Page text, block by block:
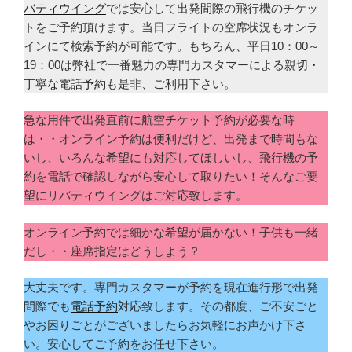
バティウイングでは安心して出発間際の飛行機のチケッ
トをご予約頂けます。当日フライトの空席状況もオンラ
インにて検索予約が可能です。もちろん、平日10：00～
19：00は弊社で一番魅力の専門カスタマーによる親切・
丁寧な電話予約 も是非、ご利用下さい。
急な用件で出発直前に航空チケット予約が必要な時
は・・オンライン予約は便利だけど、出発まで時間もな
いし、いろんな希望にも対応してほしいし、飛行機の予
約を電話で確認しながら安心して取りたい！そんなご要
望にリバティウイングはご対応致します。
オンライン予約では細かな希望が届かない！子供も一緒
だし・・座席指定はどうしよう？
大丈夫です。専門カスタマーが予約を現在進行形で出発
間際でも電話予約対応致します。その都度、ご不安ごと
やお困りごとがございましたらお気軽にお声かけ下さ
い。安心してご予約をお任せ下さい。